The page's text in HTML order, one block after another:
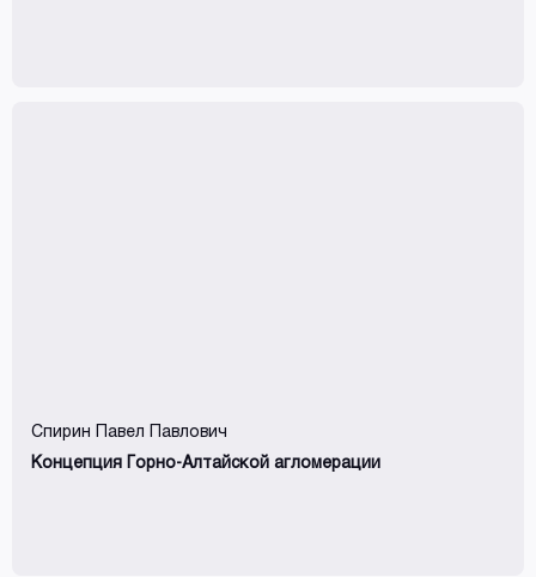
Спирин Павел Павлович
Концепция Горно-Алтайской агломерации